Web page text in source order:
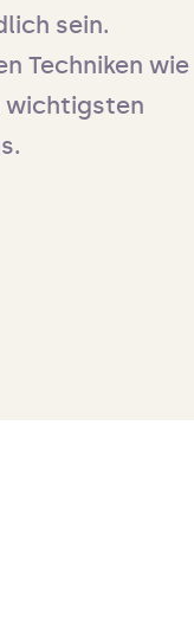
sein.
Techniken wie
wichtigsten